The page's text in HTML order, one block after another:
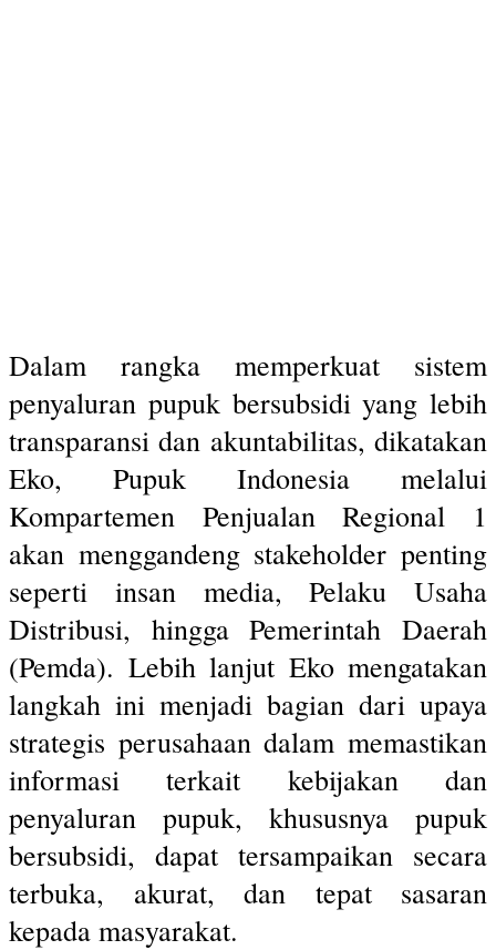
Dalam rangka memperkuat sistem
penyaluran pupuk bersubsidi yang lebih
transparansi dan akuntabilitas, dikatakan
Eko, Pupuk Indonesia melalui
Kompartemen Penjualan Regional 1
akan menggandeng stakeholder penting
seperti insan media, Pelaku Usaha
Distribusi, hingga Pemerintah Daerah
(Pemda). Lebih lanjut Eko mengatakan
langkah ini menjadi bagian dari upaya
strategis perusahaan dalam memastikan
informasi terkait kebijakan dan
penyaluran pupuk, khususnya pupuk
bersubsidi, dapat tersampaikan secara
terbuka, akurat, dan tepat sasaran
kepada masyarakat.